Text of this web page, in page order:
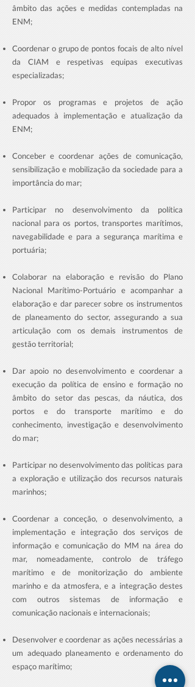
âmbito das ações e medidas contempladas na
ENM;
Coordenar o grupo de pontos focais de alto nível
da CIAM e respetivas equipas executivas
especializadas;
Propor os programas e projetos de ação
adequados à implementação e atualização da
ENM;
Conceber e coordenar ações de comunicação,
sensibilização e mobilização da sociedade para a
importância do mar;
Participar no desenvolvimento da política
nacional para os portos, transportes marítimos,
navegabilidade e para a segurança marítima e
portuária;
Colaborar na elaboração e revisão do Plano
Nacional Marítimo-Portuário e acompanhar a
elaboração e dar parecer sobre os instrumentos
de planeamento do sector, assegurando a sua
articulação com os demais instrumentos de
gestão territorial;
Dar apoio no desenvolvimento e coordenar a
execução da política de ensino e formação no
âmbito do setor das pescas, da náutica, dos
portos e do transporte marítimo e do
conhecimento, investigação e desenvolvimento
do mar;
Participar no desenvolvimento das políticas para
a exploração e utilização dos recursos naturais
marinhos;
Coordenar a conceção, o desenvolvimento, a
implementação e integração dos serviços de
informação e comunicação do MM na área do
mar, nomeadamente, controlo de tráfego
marítimo e de monitorização do ambiente
marinho e da atmosfera, e a integração destes
com outros sistemas de informação e
comunicação nacionais e internacionais;
Desenvolver e coordenar as ações necessárias a
um adequado planeamento e ordenamento do
espaço marítimo;